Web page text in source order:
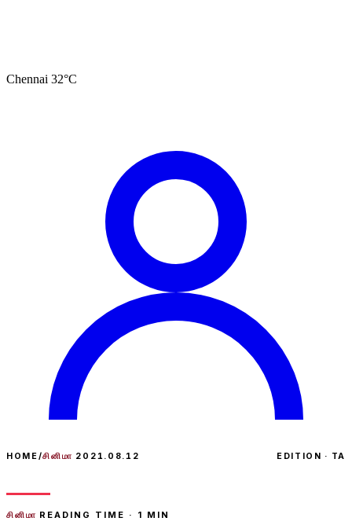
Chennai 32°C
HOME/சினிமா 2021.08.12 EDITION · TA
சினிமா READING TIME · 1 MIN